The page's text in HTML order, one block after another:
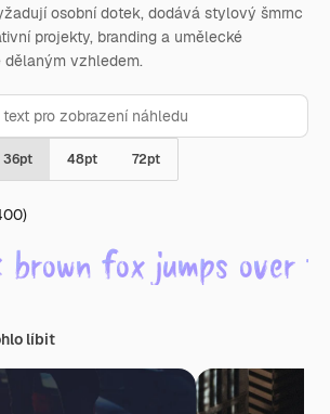
osobní dotek, dodává stylový šmrnc
projekty, branding a umělecké
dělaným vzhledem.
36pt 48pt 72pt
líbit